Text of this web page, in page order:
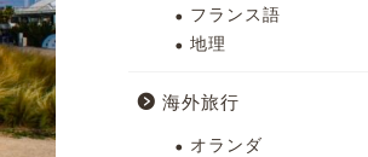
フランス語
地理
海外旅行
オランダ